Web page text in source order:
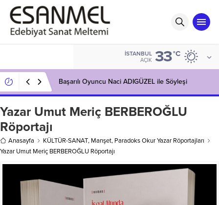
İSTANBUL
AÇIK 33°C
Başarılı Oyuncu Naci ADIGÜZEL ile Söyleşi
Yazar Umut Meriç BERBEROĞLU
Röportajı
Anasayfa KÜLTÜR-SANAT, Manşet, Paradoks Okur Yazar Röportajları
Yazar Umut Meriç BERBEROĞLU Röportajı